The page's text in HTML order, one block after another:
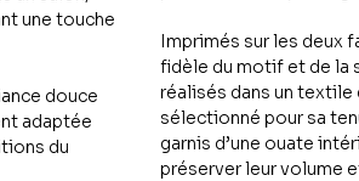
une touche
douce
adaptée
du
Imprimés sur les deux
fidèle du motif et de la
réalisés dans un
sélectionné pour sa
garnis d’une ouate
préserver leur volume